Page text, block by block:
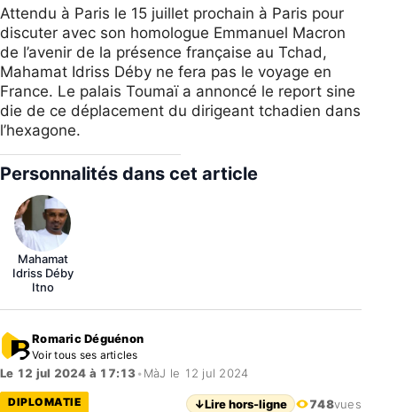
Attendu à Paris le 15 juillet prochain à Paris pour
discuter avec son homologue Emmanuel Macron
de l’avenir de la présence française au Tchad,
Mahamat Idriss Déby ne fera pas le voyage en
France. Le palais Toumaï a annoncé le report sine
die de ce déplacement du dirigeant tchadien dans
l’hexagone.
Personnalités dans cet article
Mahamat
Idriss Déby
Itno
Romaric Déguénon
Voir tous ses articles
Le 12 jul 2024 à 17:13• MàJ le 12 jul 2024
DIPLOMATIE ↓Lire hors-ligne 748vues